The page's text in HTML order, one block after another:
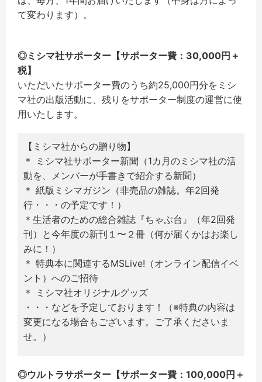
て変わります）。
◎ミシマ社サポーター【サポーター費：30,000円＋
税】
いただいたサポーター費のうち約25,000円分をミシ
マ社の出版活動に、残りをサポーター制度の運営に使
用いたします。
【ミシマ社からの贈り物】
＊ ミシマ社サポーター新聞（1カ月のミシマ社の活
動を、メンバーが手書きで紹介する新聞）
＊ 紙版ミシマガジン（非売品の雑誌。年2回発
行・・・の予定です！）
＊生活者のための総合雑誌『ちゃぶ台』（年2回発
刊）と今年度の新刊１〜２冊（何が届くかはお楽し
みに！）
＊ 特典本に関連するMSLive!（オンライン配信イベ
ント）へのご招待
＊ ミシマ社オリジナルグッズ
・・・などを予定しております！（※特典の内容は
変更になる場合もございます。ご了承くださいま
せ。）
◎ウルトラサポーター【サポーター費：100,000円＋